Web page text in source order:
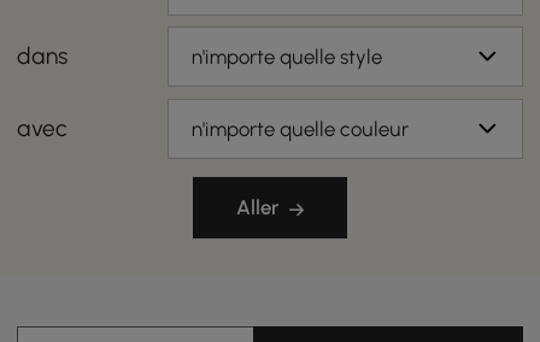
dans n'importe quelle style
avec n'importe quelle couleur
Aller